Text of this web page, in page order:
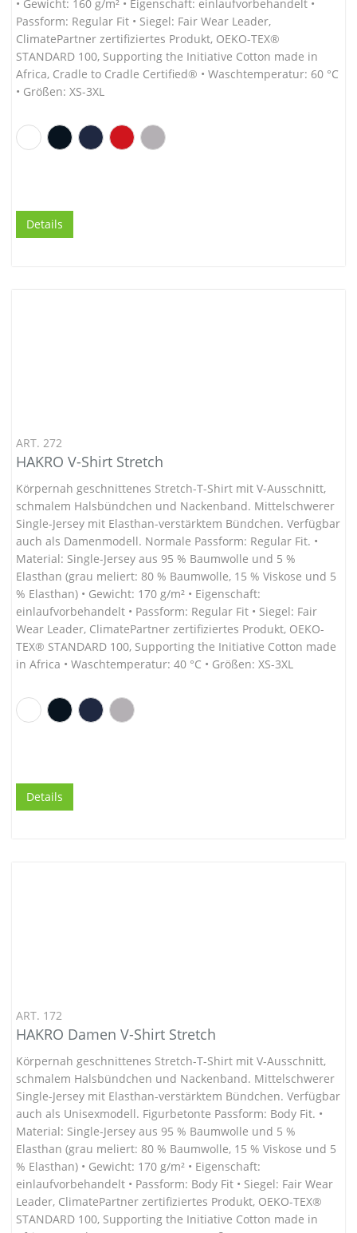
• Gewicht: 160 g/m² • Eigenschaft: einlaufvorbehandelt •
Passform: Regular Fit • Siegel: Fair Wear Leader,
ClimatePartner zertifiziertes Produkt, OEKO-TEX®
STANDARD 100, Supporting the Initiative Cotton made in
Africa, Cradle to Cradle Certified® • Waschtemperatur: 60 °C
• Größen: XS-3XL
Details
ART. 272
HAKRO V-Shirt Stretch
Körpernah geschnittenes Stretch-T-Shirt mit V-Ausschnitt,
schmalem Halsbündchen und Nackenband. Mittelschwerer
Single-Jersey mit Elasthan-verstärktem Bündchen. Verfügbar
auch als Damenmodell. Normale Passform: Regular Fit. •
Material: Single-Jersey aus 95 % Baumwolle und 5 %
Elasthan (grau meliert: 80 % Baumwolle, 15 % Viskose und 5
% Elasthan) • Gewicht: 170 g/m² • Eigenschaft:
einlaufvorbehandelt • Passform: Regular Fit • Siegel: Fair
Wear Leader, ClimatePartner zertifiziertes Produkt, OEKO-
TEX® STANDARD 100, Supporting the Initiative Cotton made
in Africa • Waschtemperatur: 40 °C • Größen: XS-3XL
Details
ART. 172
HAKRO Damen V-Shirt Stretch
Körpernah geschnittenes Stretch-T-Shirt mit V-Ausschnitt,
schmalem Halsbündchen und Nackenband. Mittelschwerer
Single-Jersey mit Elasthan-verstärktem Bündchen. Verfügbar
auch als Unisexmodell. Figurbetonte Passform: Body Fit. •
Material: Single-Jersey aus 95 % Baumwolle und 5 %
Elasthan (grau meliert: 80 % Baumwolle, 15 % Viskose und 5
% Elasthan) • Gewicht: 170 g/m² • Eigenschaft:
einlaufvorbehandelt • Passform: Body Fit • Siegel: Fair Wear
Leader, ClimatePartner zertifiziertes Produkt, OEKO-TEX®
STANDARD 100, Supporting the Initiative Cotton made in